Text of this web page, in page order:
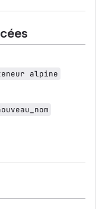
alpine